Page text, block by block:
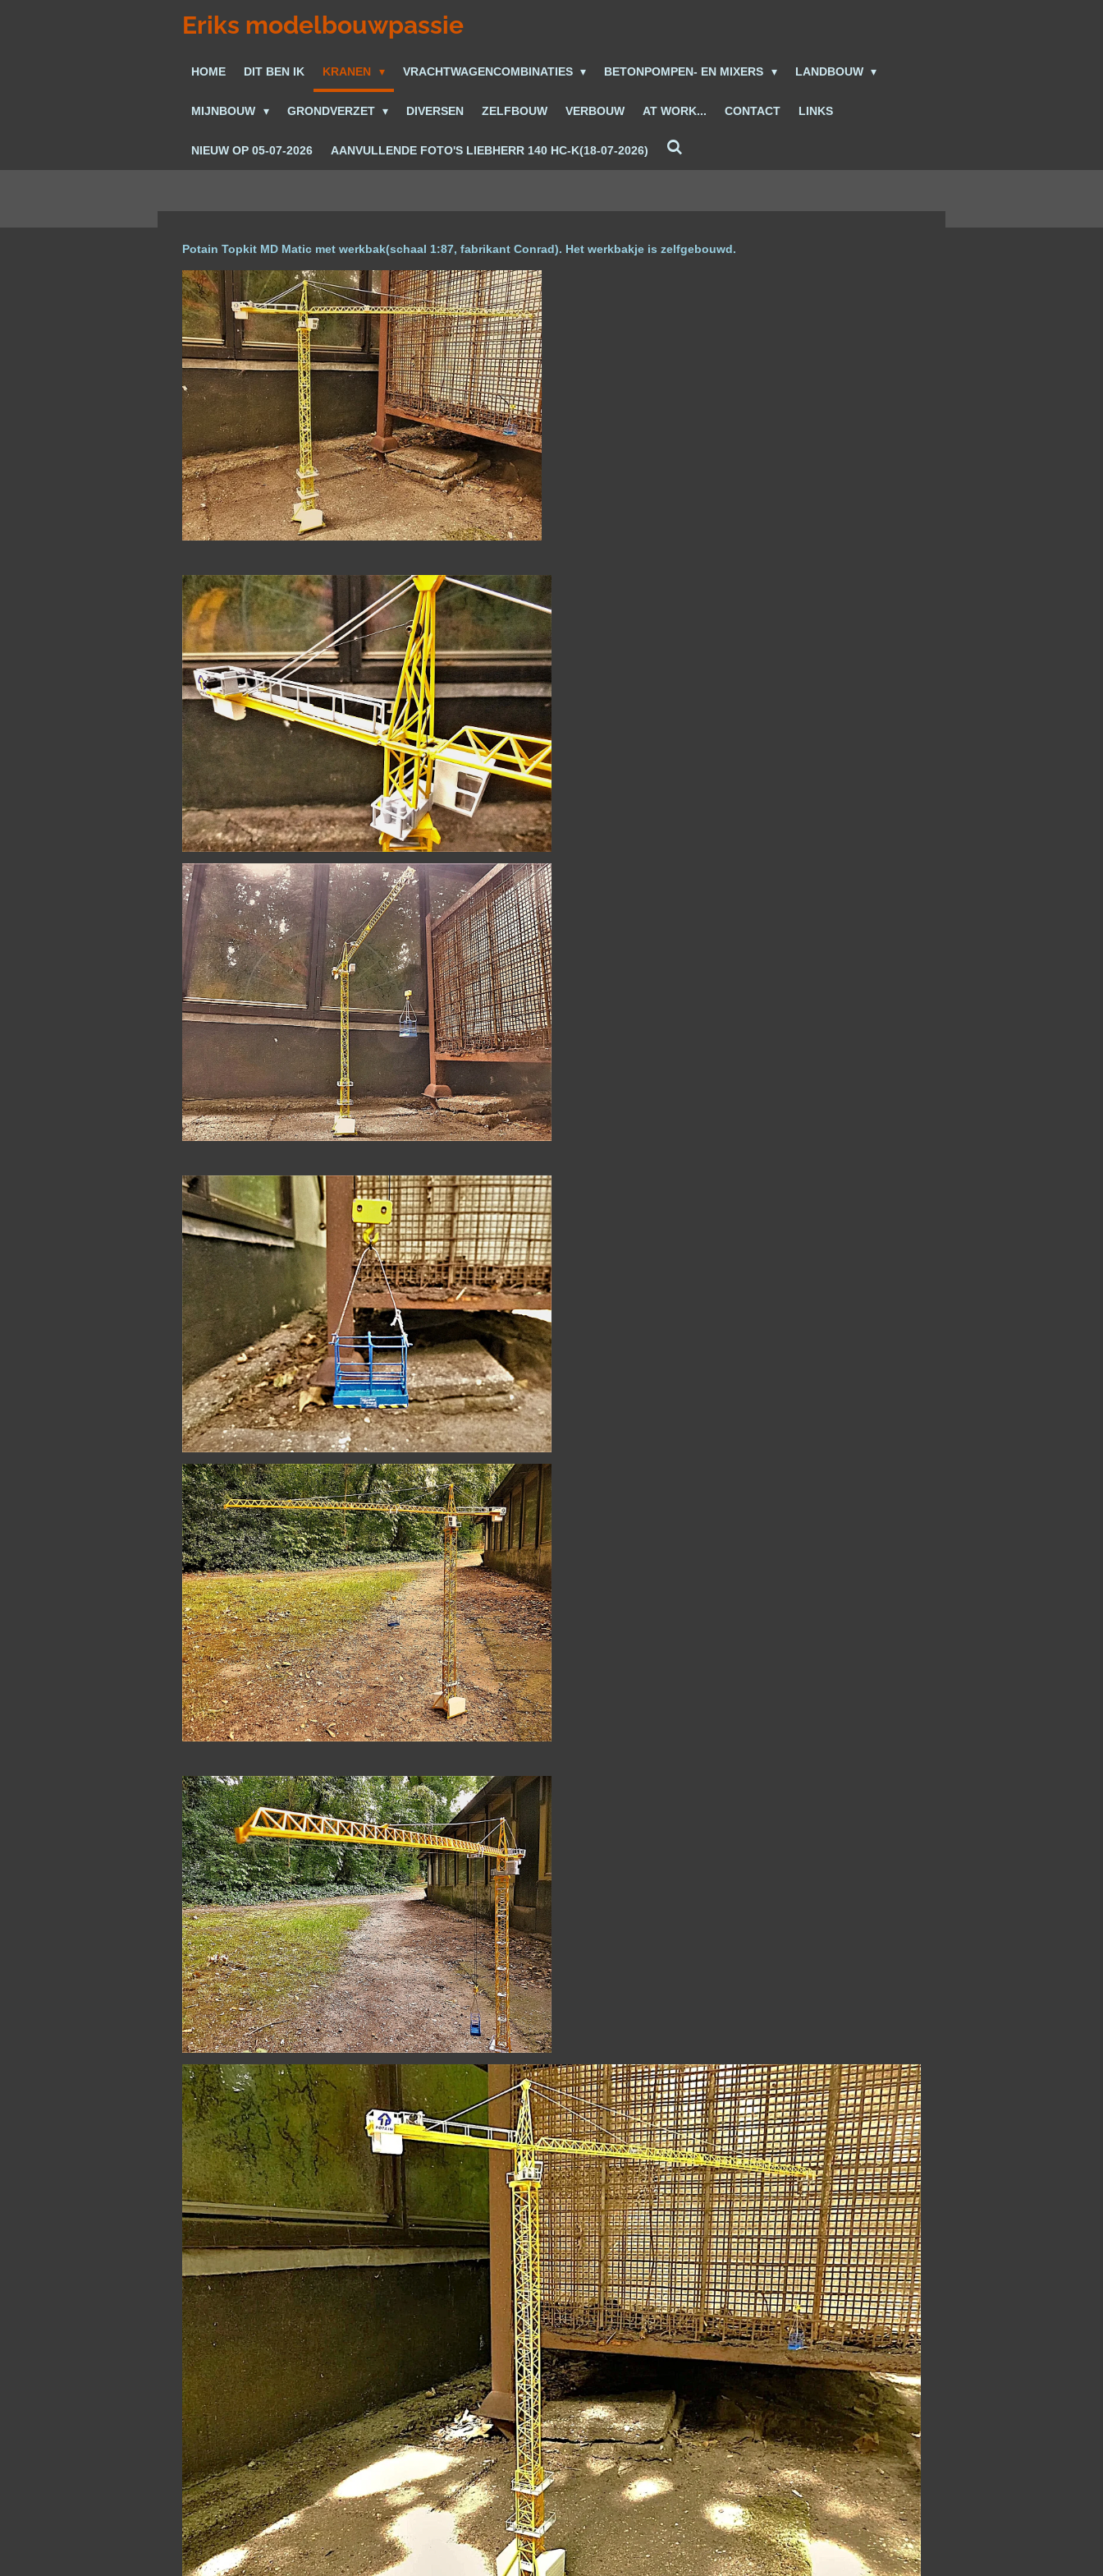
Eriks modelbouwpassie
HOME DIT BEN IK KRANEN VRACHTWAGENCOMBINATIES BETONPOMPEN- EN MIXERS LANDBOUW
MIJNBOUW GRONDVERZET DIVERSEN ZELFBOUW VERBOUW AT WORK... CONTACT LINKS
NIEUW OP 05-07-2026 AANVULLENDE FOTO'S LIEBHERR 140 HC-K(18-07-2026)
Potain Topkit MD Matic met werkbak(schaal 1:87, fabrikant Conrad). Het werkbakje is zelfgebouwd.